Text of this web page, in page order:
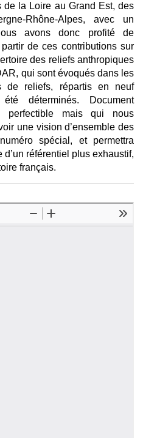
la Loire au Grand Est, des
Rhône-Alpes, avec un
avons donc profité de
de ces contributions sur
des reliefs anthropiques
qui sont évoqués dans les
de reliefs, répartis en neuf
déterminés. Document
perfectible mais qui nous
une vision d’ensemble des
spécial, et permettra
référentiel plus exhaustif,
français.